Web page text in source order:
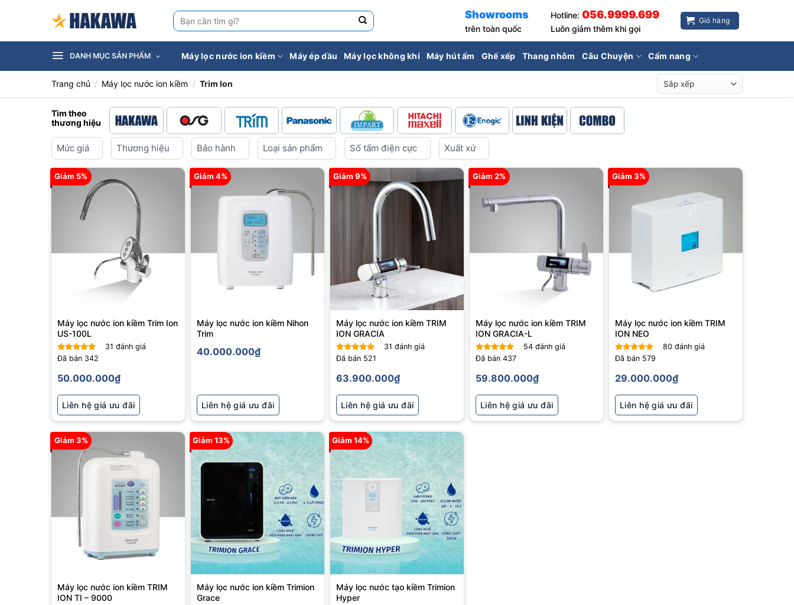
dung
Tìm
kiếm:
Showrooms
trên toàn quốc
Hotline:056.9999.699
Luôn giảm thêm khi gọi
Giỏ hàng
DANH MỤC SẢN PHẨM Máy lọc nước ion kiềm Máy ép dầu Máy lọc không khí Máy hút ẩm Ghế xếp Thang nhôm Câu Chuyện Cẩm nang
Trang chủ / Máy lọc nước ion kiềm / Trim Ion
Tìm theo
thương hiệu
Mức giá Thương hiệu Bảo hành Loại sản phẩm Số tấm điện cực Xuất xứ
Giảm 5%
Máy lọc nước ion kiềm Trim Ion
US-100L
Được xếp
sao
31 đánh giá
Đã bán 342
50.000.000₫
Liên hệ giá ưu đãi
Giảm 4%
Máy lọc nước ion kiềm Nihon
Trim
40.000.000₫
Liên hệ giá ưu đãi
Giảm 9%
Máy lọc nước ion kiềm TRIM
ION GRACIA
Được xếp
sao
31 đánh giá
Đã bán 521
63.900.000₫
Liên hệ giá ưu đãi
Giảm 2%
Máy lọc nước ion kiềm TRIM
ION GRACIA-L
Được xếp
sao
54đánh giá
Đã bán 437
59.800.000₫
Liên hệ giá ưu đãi
Giảm 3%
Máy lọc nước ion kiềm TRIM
ION NEO
Được xếp
sao
80 đánh giá
Đã bán 579
29.000.000₫
Liên hệ giá ưu đãi
Giảm 3%
Máy lọc nước ion kiềm TRIM
ION TI – 9000
Giảm 13%
Máy lọc nước ion kiềm Trimion
Grace
Giảm 14%
Máy lọc nước tạo kiềm Trimion
Hyper